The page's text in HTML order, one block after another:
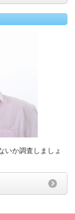
いか調査しましょ